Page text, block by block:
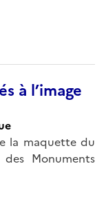
à l’image
la maquette du
Monuments